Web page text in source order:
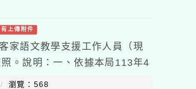
有上傳附件
家語文教學支援工作人員（現
。說明：一、依據本局113年4
理。二、旨揭活動訊息摘錄如
瀏覽：568